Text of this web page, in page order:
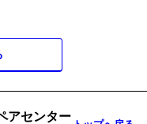
アセンター